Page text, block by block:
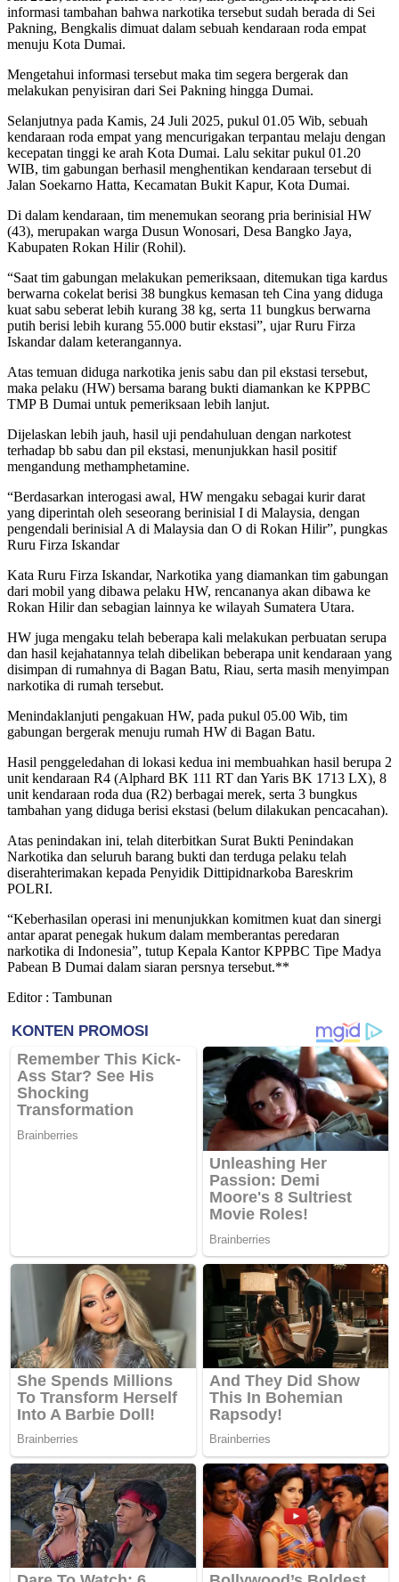
informasi tambahan bahwa narkotika tersebut sudah berada di Sei
Pakning, Bengkalis dimuat dalam sebuah kendaraan roda empat
menuju Kota Dumai.
Mengetahui informasi tersebut maka tim segera bergerak dan
melakukan penyisiran dari Sei Pakning hingga Dumai.
Selanjutnya pada Kamis, 24 Juli 2025, pukul 01.05 Wib, sebuah
kendaraan roda empat yang mencurigakan terpantau melaju dengan
kecepatan tinggi ke arah Kota Dumai. Lalu sekitar pukul 01.20
WIB, tim gabungan berhasil menghentikan kendaraan tersebut di
Jalan Soekarno Hatta, Kecamatan Bukit Kapur, Kota Dumai.
Di dalam kendaraan, tim menemukan seorang pria berinisial HW
(43), merupakan warga Dusun Wonosari, Desa Bangko Jaya,
Kabupaten Rokan Hilir (Rohil).
“Saat tim gabungan melakukan pemeriksaan, ditemukan tiga kardus
berwarna cokelat berisi 38 bungkus kemasan teh Cina yang diduga
kuat sabu seberat lebih kurang 38 kg, serta 11 bungkus berwarna
putih berisi lebih kurang 55.000 butir ekstasi”, ujar Ruru Firza
Iskandar dalam keterangannya.
Atas temuan diduga narkotika jenis sabu dan pil ekstasi tersebut,
maka pelaku (HW) bersama barang bukti diamankan ke KPPBC
TMP B Dumai untuk pemeriksaan lebih lanjut.
Dijelaskan lebih jauh, hasil uji pendahuluan dengan narkotest
terhadap bb sabu dan pil ekstasi, menunjukkan hasil positif
mengandung methamphetamine.
“Berdasarkan interogasi awal, HW mengaku sebagai kurir darat
yang diperintah oleh seseorang berinisial I di Malaysia, dengan
pengendali berinisial A di Malaysia dan O di Rokan Hilir”, pungkas
Ruru Firza Iskandar
Kata Ruru Firza Iskandar, Narkotika yang diamankan tim gabungan
dari mobil yang dibawa pelaku HW, rencananya akan dibawa ke
Rokan Hilir dan sebagian lainnya ke wilayah Sumatera Utara.
HW juga mengaku telah beberapa kali melakukan perbuatan serupa
dan hasil kejahatannya telah dibelikan beberapa unit kendaraan yang
disimpan di rumahnya di Bagan Batu, Riau, serta masih menyimpan
narkotika di rumah tersebut.
Menindaklanjuti pengakuan HW, pada pukul 05.00 Wib, tim
gabungan bergerak menuju rumah HW di Bagan Batu.
Hasil penggeledahan di lokasi kedua ini membuahkan hasil berupa 2
unit kendaraan R4 (Alphard BK 111 RT dan Yaris BK 1713 LX), 8
unit kendaraan roda dua (R2) berbagai merek, serta 3 bungkus
tambahan yang diduga berisi ekstasi (belum dilakukan pencacahan).
Atas penindakan ini, telah diterbitkan Surat Bukti Penindakan
Narkotika dan seluruh barang bukti dan terduga pelaku telah
diserahterimakan kepada Penyidik Dittipidnarkoba Bareskrim
POLRI.
“Keberhasilan operasi ini menunjukkan komitmen kuat dan sinergi
antar aparat penegak hukum dalam memberantas peredaran
narkotika di Indonesia”, tutup Kepala Kantor KPPBC Tipe Madya
Pabean B Dumai dalam siaran persnya tersebut.**
Editor : Tambunan